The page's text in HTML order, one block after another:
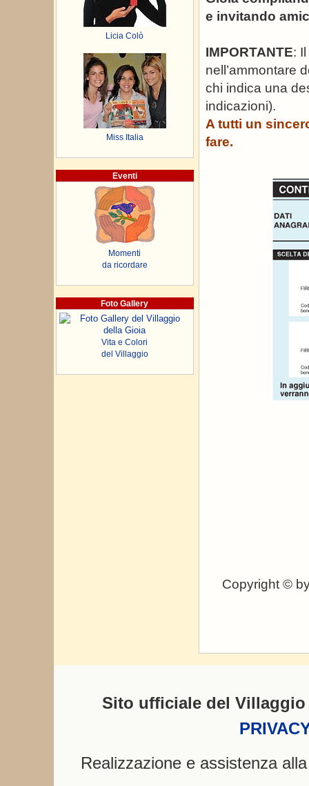
Licia Colò
Miss Italia
Eventi
Momenti
da ricordare
Foto Gallery
Vita e Colori
del Villaggio
e invitando
IMPORTANTE:
nell’ammontare
chi indica una
indicazioni).
A tutti un
fare.
Copyright ©
Sito ufficiale del Villaggio
Realizzazione e assistenza